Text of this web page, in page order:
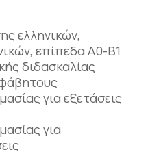
ελληνικών,
επίπεδα Α0-Β1
διδασκαλίας
για εξετάσεις
για